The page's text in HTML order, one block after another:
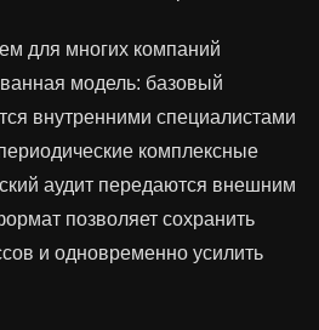
для многих компаний
модель: базовый
внутренними специалистами
комплексные
аудит передаются внешним
позволяет сохранить
и одновременно усилить